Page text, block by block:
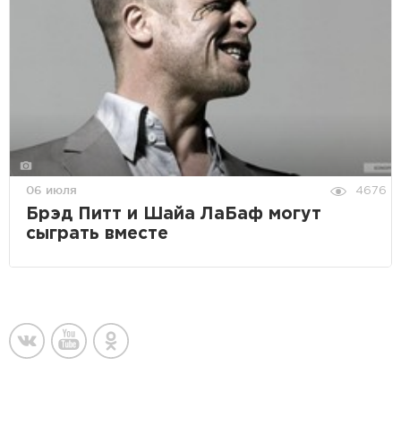
06 июля 4676
Брэд Питт и Шайа ЛаБаф могут
сыграть вместе